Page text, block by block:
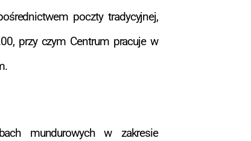
poczty tradycyjnej,
przy czym Centrum pracuje w
mundurowych w zakresie